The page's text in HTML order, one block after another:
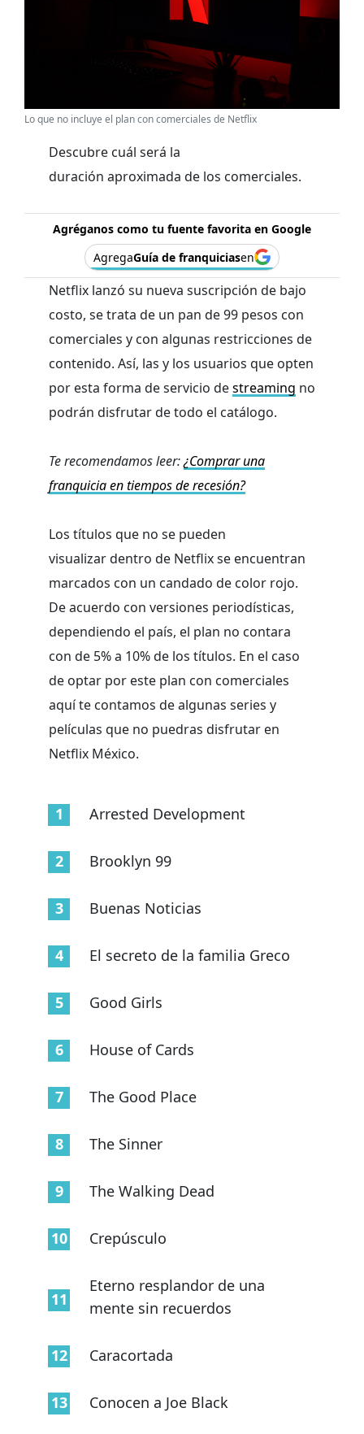
Lo que no incluye el plan con comerciales de Netflix
Descubre cuál será la
duración aproximada de los comerciales.
Agréganos como tu fuente favorita en Google
AgregaGuía de franquiciasen
Netflix lanzó su nueva suscripción de bajo
costo, se trata de un pan de 99 pesos con
comerciales y con algunas restricciones de
contenido. Así, las y los usuarios que opten
por esta forma de servicio destreaming no
podrán disfrutar de todo el catálogo.
Te recomendamos leer:¿Comprar una
franquicia en tiempos de recesión?
Los títulos que no se pueden
visualizar dentro de Netflix se encuentran
marcados con un candado de color rojo.
De acuerdo con versiones periodísticas,
dependiendo el país, el plan no contara
con de 5% a 10% de los títulos. En el caso
de optar por este plan con comerciales
aquí te contamos de algunas series y
películas que no puedras disfrutar en
Netflix México.
Arrested Development
Brooklyn 99
Buenas Noticias
El secreto de la familia Greco
Good Girls
House of Cards
The Good Place
The Sinner
The Walking Dead
Crepúsculo
Eterno resplandor de una
mente sin recuerdos
Caracortada
Conocen a Joe Black